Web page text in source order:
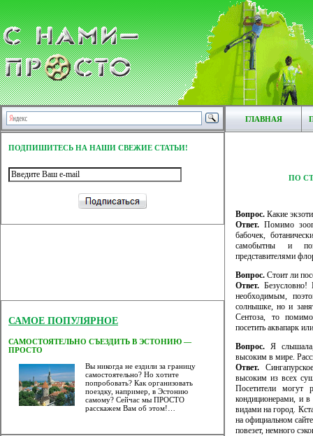
ГЛАВНАЯ
ПОДПИШИТЕСЬ НА НАШИ СВЕЖИЕ СТАТЬИ!
САМОЕ ПОПУЛЯРНОЕ
САМОСТОЯТЕЛЬНО СЪЕЗДИТЬ В ЭСТОНИЮ —
ПРОСТО
Вы никогда не ездили за границу
самостоятельно? Но хотите
попробовать? Как организовать
поездку, например, в Эстонию
самому? Сейчас мы ПРОСТО
расскажем Вам об этом!…
ПО
Вопрос. Какие
Ответ. Помимо
бабочек,
самобытны и
представителями
Вопрос. Стоит ли
Ответ.
необходимым,
солнышке, но и
Сентоза, то
посетить аквапарк
Вопрос. Я
высоким в мире.
Ответ.
высоким из всех
Посетители могут
кондиционерами, и
видами на город.
на официальном
повезет, немного